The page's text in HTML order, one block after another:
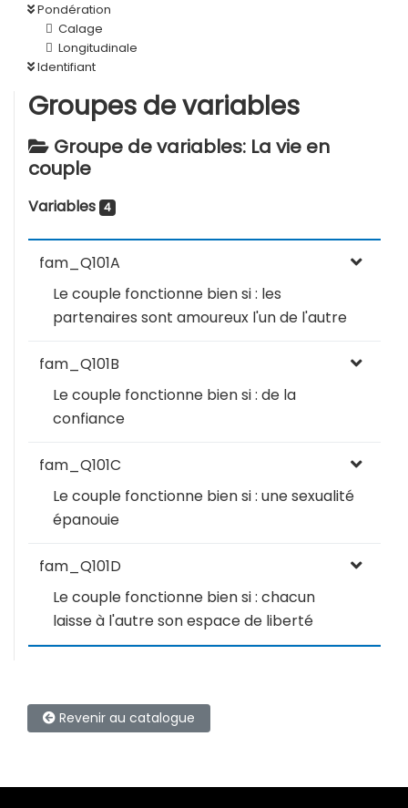
Pondération
Calage
Longitudinale
Identifiant
Groupes de variables
Groupe de variables: La vie en
couple
Variables 4
fam_Q101A
Le couple fonctionne bien si : les
partenaires sont amoureux l'un de l'autre
fam_Q101B
Le couple fonctionne bien si : de la
confiance
fam_Q101C
Le couple fonctionne bien si : une sexualité
épanouie
fam_Q101D
Le couple fonctionne bien si : chacun
laisse à l'autre son espace de liberté
Revenir au catalogue